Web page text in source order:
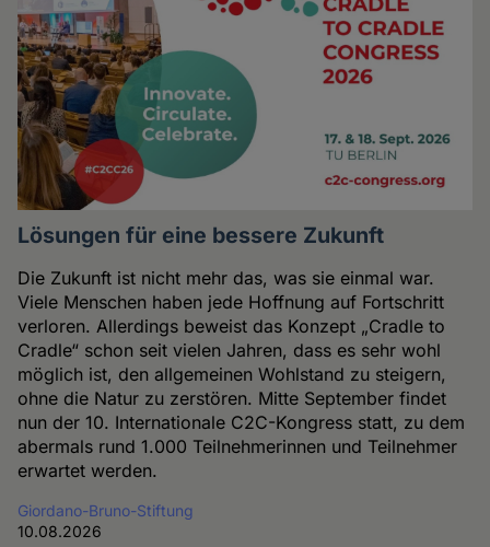
Lösungen für eine bessere Zukunft
Die Zukunft ist nicht mehr das, was sie einmal war.
Viele Menschen haben jede Hoffnung auf Fortschritt
verloren. Allerdings beweist das Konzept „Cradle to
Cradle“ schon seit vielen Jahren, dass es sehr wohl
möglich ist, den allgemeinen Wohlstand zu steigern,
ohne die Natur zu zerstören. Mitte September findet
nun der 10. Internationale C2C-Kongress statt, zu dem
abermals rund 1.000 Teilnehmerinnen und Teilnehmer
erwartet werden.
Giordano-Bruno-Stiftung
10.08.2026